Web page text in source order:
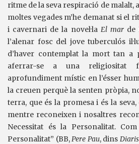
ritme de la seva respiració de malalt,
moltes vegades m’he demanat si el
i cavernari de la novel·la El marde
l’alenar fosc del jove tuberculós
d’haver contemplat la mort tan a
aferrar-se a una religiositat
aprofundiment místic en l’ésser
la creuen perquè la senten pròpia,
terra, que és la promesa i és la
mentre reconeixen i nosaltres
Necessitat és la Personalitat.
Personalitat” (BB,Pere Pau, dins Diaris